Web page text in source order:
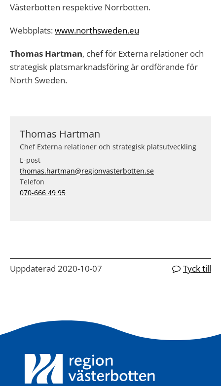
Västerbotten respektive Norrbotten.
Webbplats:www.northsweden.eu
Thomas Hartman, chef för Externa relationer och
strategisk platsmarknadsföring är ordförande för
North Sweden.
Thomas Hartman
Chef Externa relationer och strategisk platsutveckling
E-post
thomas.hartman@regionvasterbotten.se
Telefon
070-666 49 95
Uppdaterad 2020-10-07 Tyck till